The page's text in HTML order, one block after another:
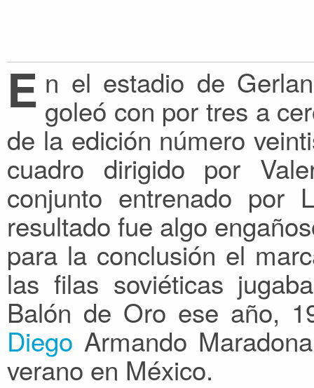
E n el estadio de
goleó con por tres a
de la edición número
cuadro dirigido por
conjunto entrenado por
resultado fue algo
para la conclusión el
las filas soviéticas
Balón de Oro ese año,
Diego Armando
verano en México.